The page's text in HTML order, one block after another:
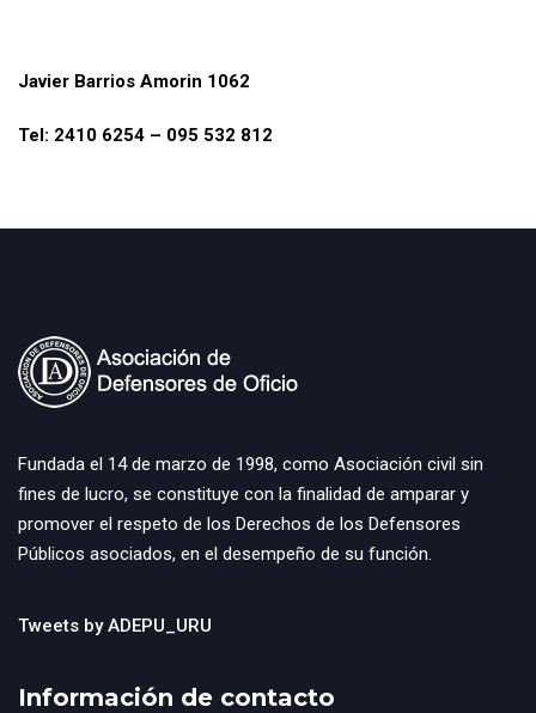
Javier Barrios Amorin 1062
Tel: 2410 6254 – 095 532 812
Fundada el 14 de marzo de 1998, como Asociación civil sin
fines de lucro, se constituye con la finalidad de amparar y
promover el respeto de los Derechos de los Defensores
Públicos asociados, en el desempeño de su función.
Tweets by ADEPU_URU
Información de contacto